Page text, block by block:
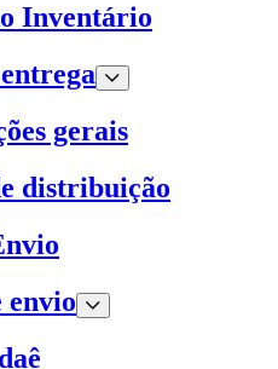
Inventário
gerais
distribuição
envio